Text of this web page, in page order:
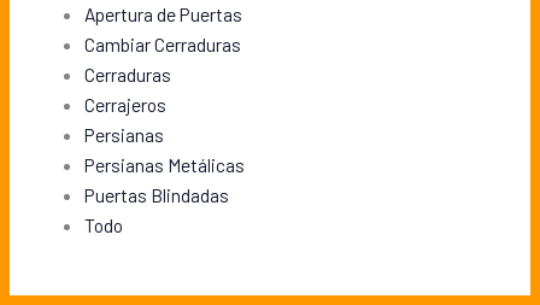
Apertura de Puertas
Cambiar Cerraduras
Cerraduras
Cerrajeros
Persianas
Persianas Metálicas
Puertas Blindadas
Todo